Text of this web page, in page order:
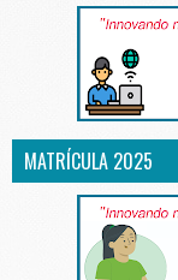
MATRÍCULA 2025